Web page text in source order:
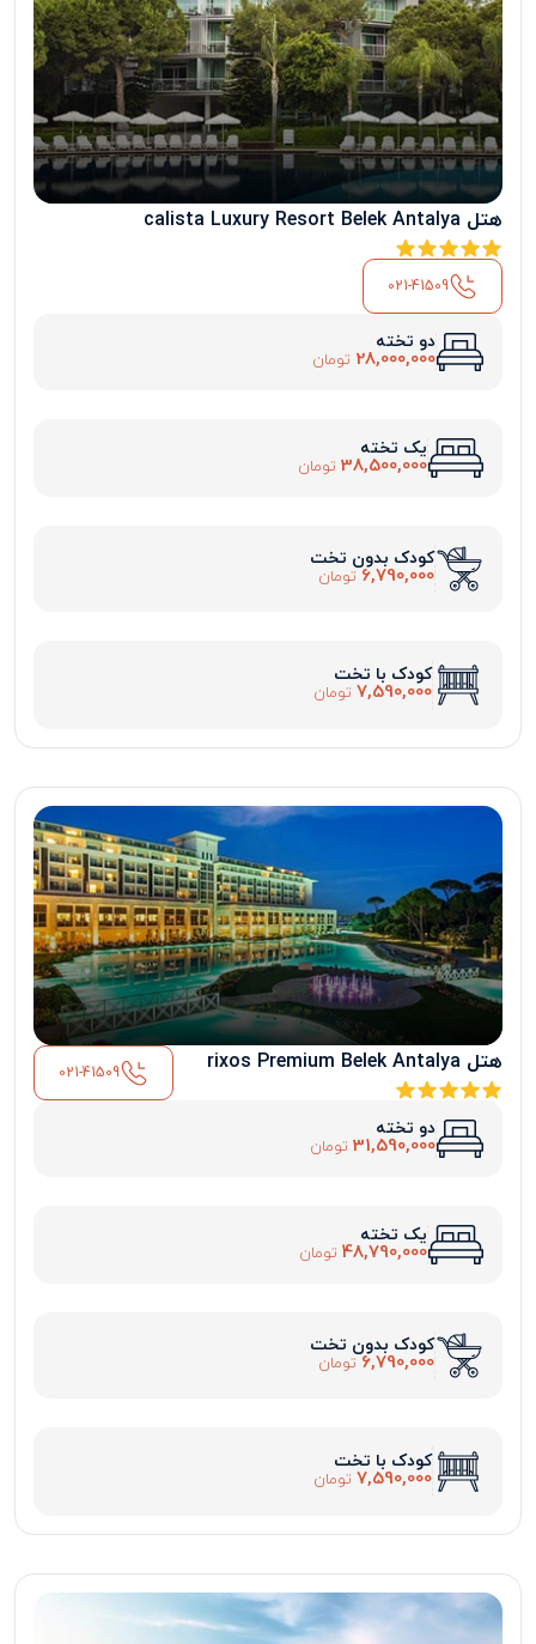
هتل calista Luxury Resort Belek Antalya
021-41509
دو تخته
28,000,000 تومان
یک تخته
38,500,000 تومان
کودک بدون تخت
6,790,000 تومان
کودک با تخت
7,590,000 تومان
هتل rixos Premium Belek Antalya 021-41509
دو تخته
31,590,000 تومان
یک تخته
48,790,000 تومان
کودک بدون تخت
6,790,000 تومان
کودک با تخت
7,590,000 تومان